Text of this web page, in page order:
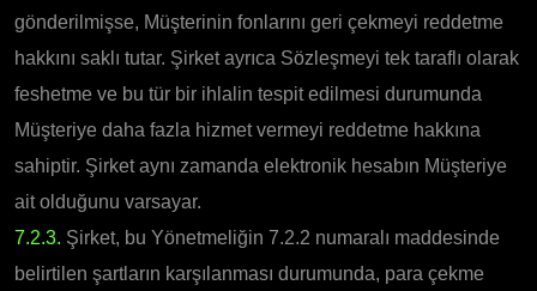
gönderilmişse, Müşterinin fonlarını geri çekmeyi reddetme
hakkını saklı tutar. Şirket ayrıca Sözleşmeyi tek taraflı olarak
feshetme ve bu tür bir ihlalin tespit edilmesi durumunda
Müşteriye daha fazla hizmet vermeyi reddetme hakkına
sahiptir. Şirket aynı zamanda elektronik hesabın Müşteriye
ait olduğunu varsayar.
7.2.3. Şirket, bu Yönetmeliğin 7.2.2 numaralı maddesinde
belirtilen şartların karşılanması durumunda, para çekme